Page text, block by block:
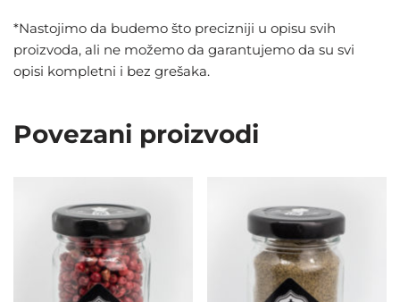
*Nastojimo da budemo što precizniji u opisu svih
proizvoda, ali ne možemo da garantujemo da su svi
opisi kompletni i bez grešaka.
Povezani proizvodi